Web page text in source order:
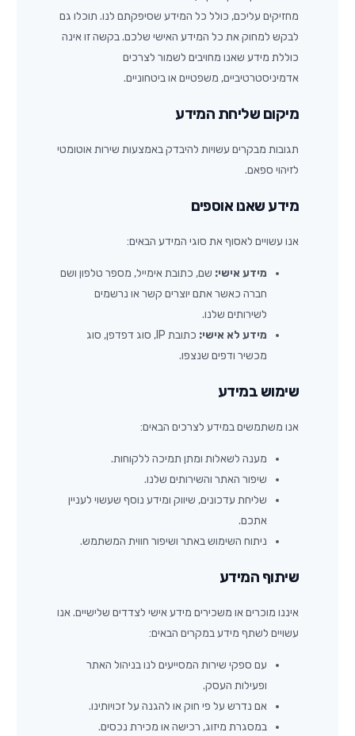
מחזיקים עליכם, כולל כל המידע שסיפקתם לנו. תוכלו גם
לבקש למחוק את כל המידע האישי שלכם. בקשה זו אינה
כוללת מידע שאנו מחויבים לשמור לצרכים
אדמיניסטרטיביים, משפטיים או ביטחוניים.
מיקום שליחת המידע
תגובות מבקרים עשויות להיבדק באמצעות שירות אוטומטי
לזיהוי ספאם.
מידע שאנו אוספים
אנו עשויים לאסוף את סוגי המידע הבאים:
מידע אישי: שם, כתובת אימייל, מספר טלפון ושם
חברה כאשר אתם יוצרים קשר או נרשמים
לשירותים שלנו.
מידע לא אישי:
כתובת IP, סוג דפדפן, סוג
מכשיר ודפים שנצפו.
שימוש במידע
אנו משתמשים במידע לצרכים הבאים:
מענה לשאלות ומתן תמיכה ללקוחות.
שיפור האתר והשירותים שלנו.
שליחת עדכונים, שיווק ומידע נוסף שעשוי לעניין
אתכם.
ניתוח השימוש באתר ושיפור חווית המשתמש.
שיתוף המידע
איננו מוכרים או משכירים מידע אישי לצדדים שלישיים. אנו
עשויים לשתף מידע במקרים הבאים:
עם ספקי שירות המסייעים לנו בניהול האתר
ופעילות העסק.
אם נדרש על פי חוק או להגנה על זכויותינו.
במסגרת מיזוג, רכישה או מכירת נכסים.